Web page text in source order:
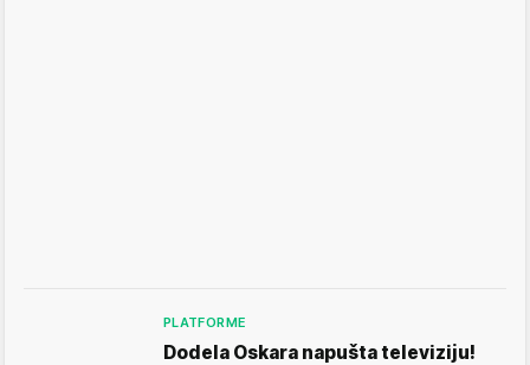
PLATFORME
Dodela Oskara napušta televiziju!